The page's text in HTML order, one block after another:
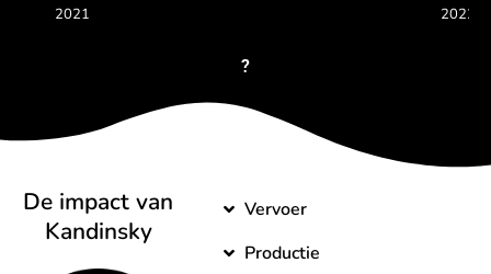
2021
2022
?
De impact van
Kandinsky
Vervoer
Productie